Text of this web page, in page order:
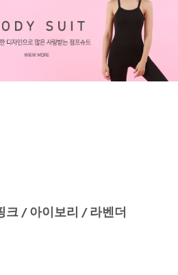
크 / 아이보리 / 라벤더